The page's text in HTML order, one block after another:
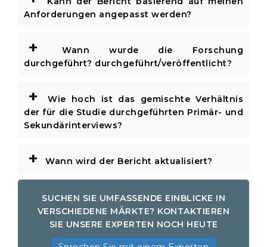
Anforderungen angepasst werden?
+
Wann wurde die Forschung
durchgeführt? durchgeführt/veröffentlicht?
+
Wie hoch ist das gemischte Verhältnis
der für die Studie durchgeführten Primär- und
Sekundärinterviews?
+ Wann wird der Bericht aktualisiert?
SUCHEN SIE UMFASSENDE EINBLICKE IN
VERSCHIEDENE MÄRKTE? KONTAKTIEREN
SIE UNSERE EXPERTEN NOCH HEUTE